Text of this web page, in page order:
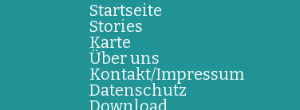
Startseite
Stories
Karte
Über uns
Kontakt/Impressum
Datenschutz